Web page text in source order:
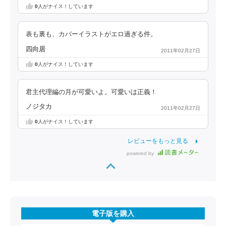
0人がナイス！しています
表も裏も、カバーイラストがエロ過ぎる件。
四向居 2011年02月27日
0人がナイス！しています
君主代理編の月が可愛いよ。可愛いは正義！
ノジタカ 2011年02月27日
0人がナイス！しています
レビューをもっと見る
powered by
電子版を購入